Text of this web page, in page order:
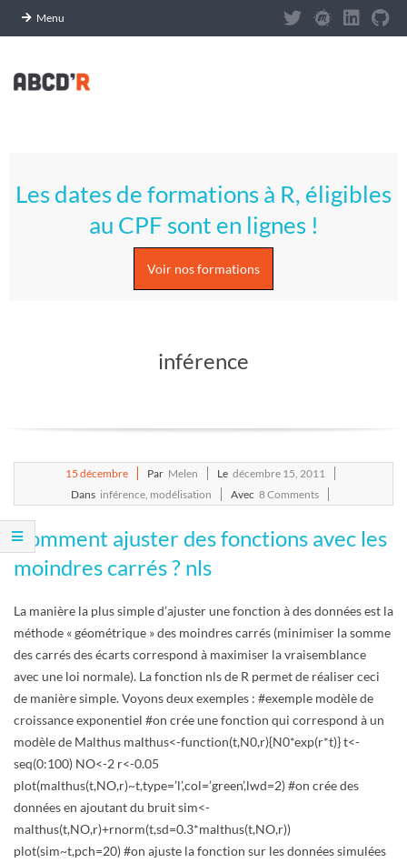
Menu
content
S
S
C
R
I
P
T
S
R
Menu
Les dates de formations à R, éligibles
au CPF sont en lignes !
Voir nos formations
inférence
15 décembre Par Melen Le décembre 15, 2011
Dans inférence modélisation Avec 8 Comments
Comment ajuster des fonctions avec les
moindres carrés ? nls
La manière la plus simple d’ajuster une fonction à des données est la
méthode « géométrique » des moindres carrés (minimiser la somme
des carrés des écarts correspond à maximiser la vraisemblance
avec une loi normale). La fonction nls de R permet de réaliser ceci
de manière simple. Voyons deux exemples : #exemple modèle de
croissance exponentiel #on crée une fonction qui correspond à un
modèle de Malthus malthus<-function(t,N0,r){N0*exp(r*t)} t<-
seq(0:100) NO<-2 r<-0.05
plot(malthus(t,NO,r)~t,type=’l’,col=’green’,lwd=2) #on crée des
données en ajoutant du bruit sim<-
malthus(t,NO,r)+rnorm(t,sd=0.3*malthus(t,NO,r))
plot(sim~t,pch=20) #on ajuste la fonction sur les données simulées
Panneau de gestion des cookies